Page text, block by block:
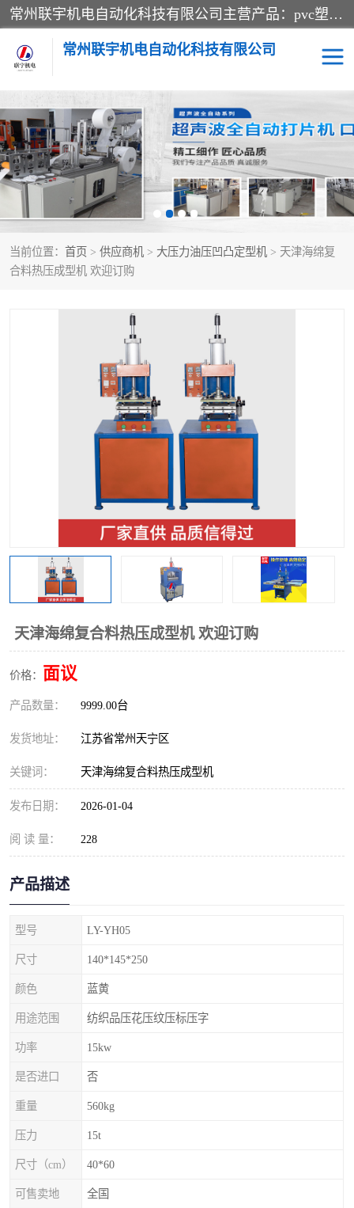
常州联宇机电自动化科技有限公司主营产品：pvc塑料焊机、高频热合机、软膜天花压边机、服装布料凹凸压花机、布料3d压印设备、服装植胶设备、超声波布料花边机、无纺布热合机、全自动压花机。
常州联宇机电自动化科技有限公司
当前位置： 首页 > 供应商机 > 大压力油压凹凸定型机 > 天津海绵复
合料热压成型机 欢迎订购
天津海绵复合料热压成型机 欢迎订购
价格： 面议
产品数量： 9999.00台
发货地址： 江苏省常州天宁区
关键词： 天津海绵复合料热压成型机
发布日期： 2026-01-04
阅 读 量： 228
产品描述
型号 LY-YH05
尺寸 140*145*250
颜色 蓝黄
用途范围 纺织品压花压纹压标压字
功率 15kw
是否进口 否
重量 560kg
压力 15t
尺寸（cm） 40*60
可售卖地 全国
压花定型机以及压花模具 超声波热合机
高频热合机 超声波花边机
超声波复合压花机 凹凸压花机压标机
3040凹凸压花机 双头服装凹凸压花机
自动超声波打片成型机
泡壳包装封口机 海绵产品成型机